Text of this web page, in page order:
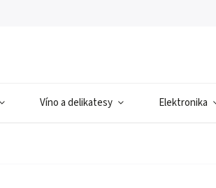
Víno a delikatesy Elektronika